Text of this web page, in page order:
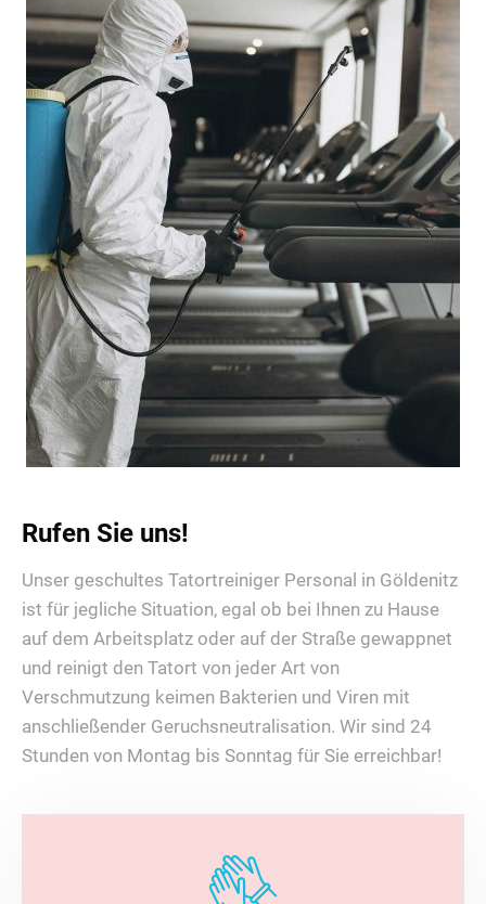
Rufen Sie uns!
Unser geschultes Tatortreiniger Personal in Göldenitz
ist für jegliche Situation, egal ob bei Ihnen zu Hause
auf dem Arbeitsplatz oder auf der Straße gewappnet
und reinigt den Tatort von jeder Art von
Verschmutzung keimen Bakterien und Viren mit
anschließender Geruchsneutralisation. Wir sind 24
Stunden von Montag bis Sonntag für Sie erreichbar!